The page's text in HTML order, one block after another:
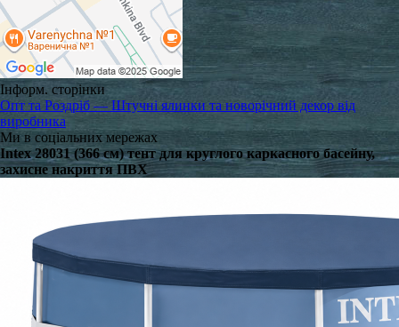
Інформ. сторінки
Опт та Роздріб — Штучні ялинки та новорічний декор від
виробника
Ми в соціальних мережах
Intex 28031 (366 см) тент для круглого каркасного басейну,
захисне накриття ПВХ